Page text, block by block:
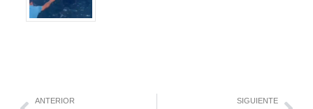
ANTERIOR SIGUIENTE